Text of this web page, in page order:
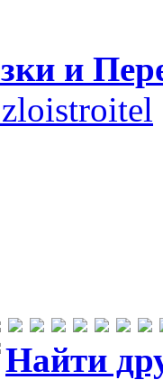
и
Найти